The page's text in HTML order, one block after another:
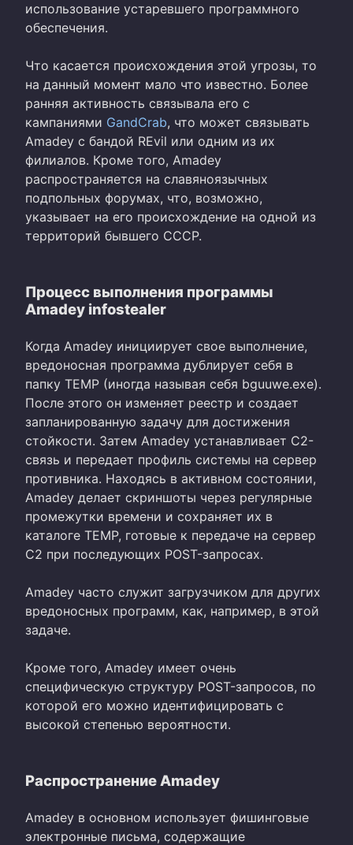
использование устаревшего программного
обеспечения.
Что касается происхождения этой угрозы, то
на данный момент мало что известно. Более
ранняя активность связывала его с
кампаниями GandCrab, что может связывать
Amadey с бандой REvil или одним из их
филиалов. Кроме того, Amadey
распространяется на славяноязычных
подпольных форумах, что, возможно,
указывает на его происхождение на одной из
территорий бывшего СССР.
Процесс выполнения программы
Amadey infostealer
Когда Amadey инициирует свое выполнение,
вредоносная программа дублирует себя в
папку TEMP (иногда называя себя bguuwe.exe).
После этого он изменяет реестр и создает
запланированную задачу для достижения
стойкости. Затем Amadey устанавливает C2-
связь и передает профиль системы на сервер
противника. Находясь в активном состоянии,
Amadey делает скриншоты через регулярные
промежутки времени и сохраняет их в
каталоге TEMP, готовые к передаче на сервер
C2 при последующих POST-запросах.
Amadey часто служит загрузчиком для других
вредоносных программ, как, например, в этой
задаче.
Кроме того, Amadey имеет очень
специфическую структуру POST-запросов, по
которой его можно идентифицировать с
высокой степенью вероятности.
Распространение Amadey
Amadey в основном использует фишинговые
электронные письма, содержащие